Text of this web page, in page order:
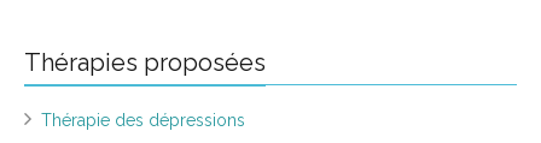
Thérapies proposées
Thérapie des dépressions